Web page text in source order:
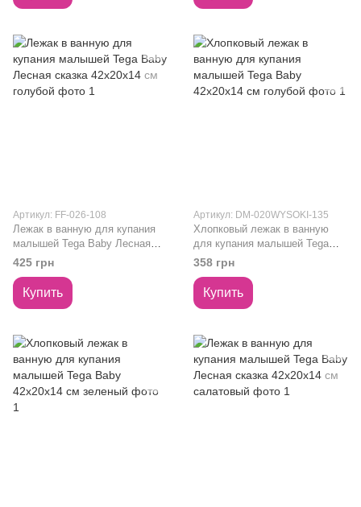
Артикул: FF-026-108
Лежак в ванную для купания
малышей Tega Baby Лесная
сказка 42х20х14 см голубой
425 грн
Купить
Артикул: DM-020WYSOKI-135
Хлопковый лежак в ванную
для купания малышей Tega
Baby 42х20х14 см голубой
358 грн
Купить